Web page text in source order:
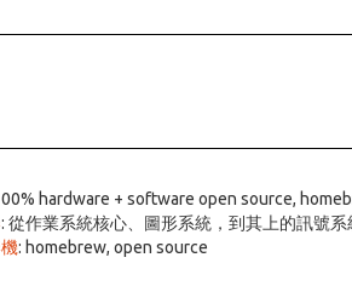
hardware + software open source,
: 從作業系統核心、圖形系統，到其上的訊號
: homebrew, open source